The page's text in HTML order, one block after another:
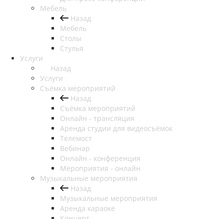
Мебель
Назад
Мебель
Столы
Стулья
Услуги
Назад
Услуги
Съёмка мероприятий
Назад
Съёмка мероприятий
Онлайн - трансляция
Аренда студии для видеосъёмок
Телемост
Вебинар
Онлайн - конференция
Мероприятия - онлайн
Музыкальные мероприятия
Назад
Музыкальные мероприятия
Аренда караоке